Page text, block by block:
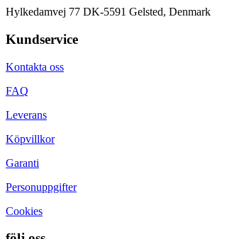
Hylkedamvej 77 DK-5591 Gelsted, Denmark
Kundservice
Kontakta oss
FAQ
Leverans
Köpvillkor
Garanti
Personuppgifter
Cookies